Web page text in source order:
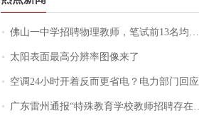
佛山一中学招聘物理教师，笔试前13名均遭淘汰？教育局：已叫停招聘，成立调查组全面核查
太阳表面最高分辨率图像来了
空调24小时开着反而更省电？电力部门回应
广东雷州通报“特殊教育学校教师招聘存在违规行为”：已启动问责程序 副校长被停职